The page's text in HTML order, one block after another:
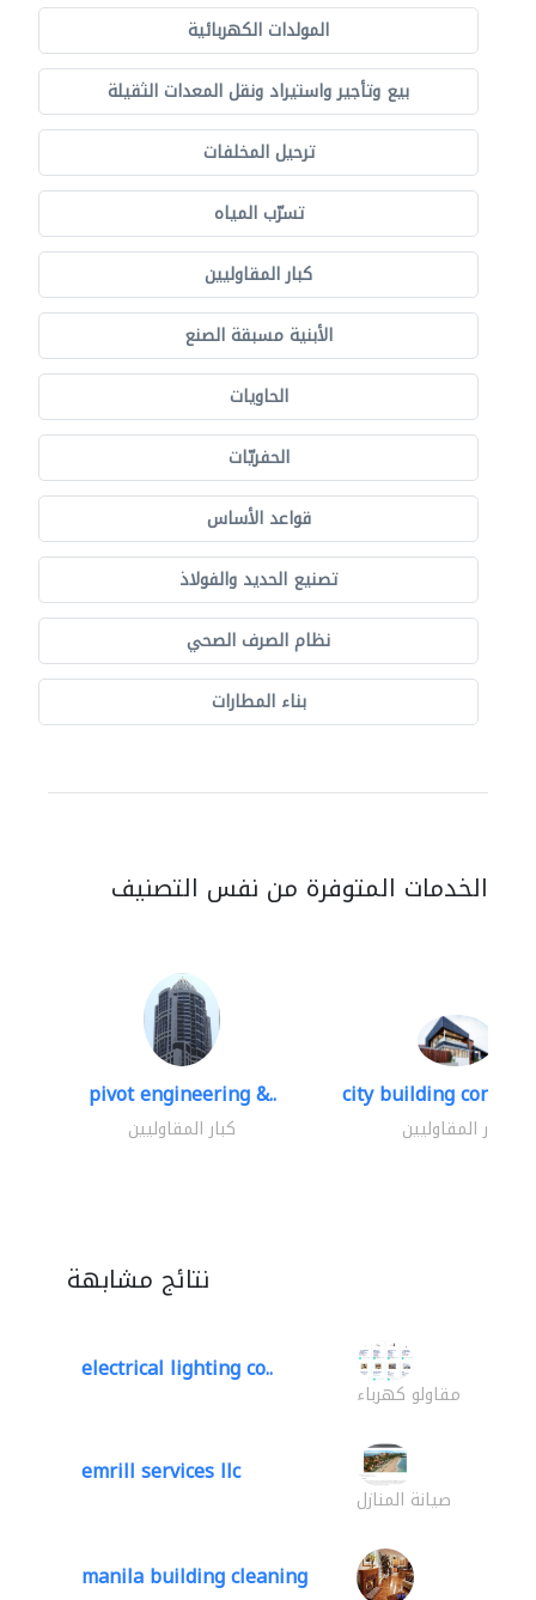
المولدات الكهربائية
بيع وتأجير واستيراد ونقل المعدات الثقيلة
ترحيل المخلفات
تسرّب المياه
كبار المقاوليين
الأبنية مسبقة الصنع
الحاويات
الحفريّات
قواعد الأساس
تصنيع الحديد والفولاذ
نظام الصرف الصحي
بناء المطارات
الخدمات المتوفرة من نفس التصنيف
pivot engineering &..
كبار المقاوليين
city building
كبار المقاوليين
نتائج مشابهة
electrical lighting co..
مقاولو كهرباء
emrill services llc
صيانة المنازل
manila building cleaning